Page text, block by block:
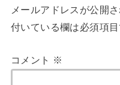
メールアドレスが公開
付いている欄は必須項
コメント ※